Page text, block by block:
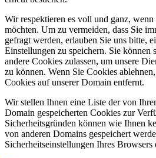
Wir respektieren es voll und ganz,
möchten. Um zu vermeiden, dass Sie
gefragt werden, erlauben Sie uns bitte,
Einstellungen zu speichern. Sie können
andere Cookies zulassen, um unsere
zu können. Wenn Sie Cookies
Cookies auf unserer Domain entfernt.
Wir stellen Ihnen eine Liste der von
Domain gespeicherten Cookies zur
Sicherheitsgründen können wie Ihnen
von anderen Domains gespeichert
Sicherheitseinstellungen Ihres Browsers